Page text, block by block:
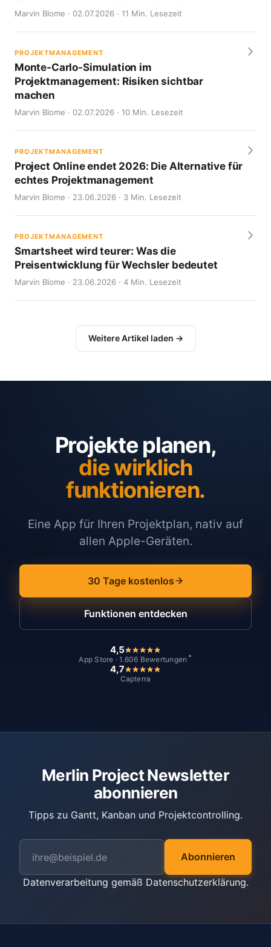
Marvin Blome · 02.07.2026 · 11 Min. Lesezeit
PROJEKTMANAGEMENT
Monte-Carlo-Simulation im
Projektmanagement: Risiken sichtbar
machen
Marvin Blome · 02.07.2026 · 10 Min. Lesezeit
PROJEKTMANAGEMENT
Project Online endet 2026: Die Alternative für
echtes Projektmanagement
Marvin Blome · 23.06.2026 · 3 Min. Lesezeit
PROJEKTMANAGEMENT
Smartsheet wird teurer: Was die
Preisentwicklung für Wechsler bedeutet
Marvin Blome · 23.06.2026 · 4 Min. Lesezeit
Weitere Artikel laden →
Projekte planen,
die wirklich
funktionieren.
Eine App für Ihren Projektplan, nativ auf
allen Apple-Geräten.
30 Tage kostenlos
Funktionen entdecken
4,5
App Store · 1.606 Bewertungen *
4,7
Capterra
Merlin Project Newsletter
abonnieren
Tipps zu Gantt, Kanban und Projektcontrolling.
Abonnieren
Datenverarbeitung gemäß Datenschutzerklärung.